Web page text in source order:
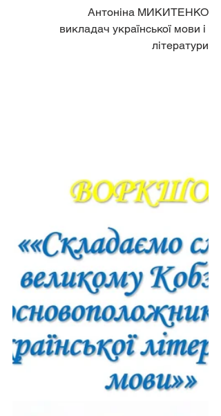
Антоніна МИКИТЕНКО
викладач української мови і
літератури